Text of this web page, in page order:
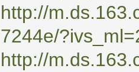
http://
7244e/
http://